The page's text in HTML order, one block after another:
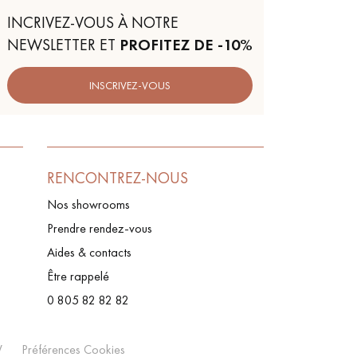
INCRIVEZ-VOUS À NOTRE
NEWSLETTER ET PROFITEZ DE -10%
INSCRIVEZ-VOUS
RENCONTREZ-NOUS
Nos showrooms
Prendre rendez-vous
Aides & contacts
Être rappelé
0 805 82 82 82
Préférences Cookies